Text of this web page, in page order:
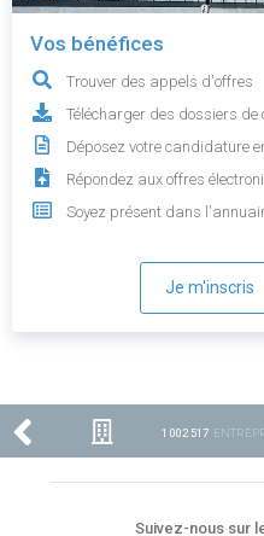
Vos bénéfices
Trouver des appels d'offres
Télécharger des dossiers de
Déposez votre candidature
Répondez aux offres
Soyez présent dans
Je m'inscris
1 002 517
Suivez-nous sur